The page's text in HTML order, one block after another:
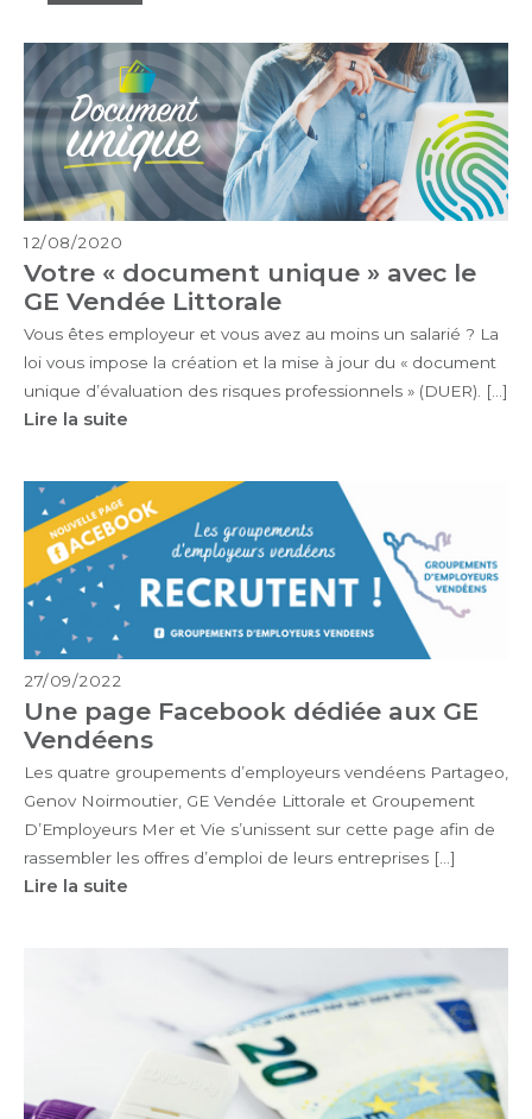
12/08/2020
Votre « document unique » avec le
GE Vendée Littorale
Vous êtes employeur et vous avez au moins un salarié ? La
loi vous impose la création et la mise à jour du « document
unique d’évaluation des risques professionnels » (DUER). […]
Lire la suite
27/09/2022
Une page Facebook dédiée aux GE
Vendéens
Les quatre groupements d’employeurs vendéens Partageo,
Genov Noirmoutier, GE Vendée Littorale et Groupement
D’Employeurs Mer et Vie s’unissent sur cette page afin de
rassembler les offres d’emploi de leurs entreprises […]
Lire la suite